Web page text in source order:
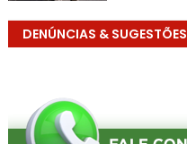
DENÚNCIAS & SUGESTÕES